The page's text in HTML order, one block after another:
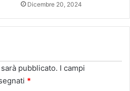
Dicembre 20, 2024
pubblicato. I campi
*